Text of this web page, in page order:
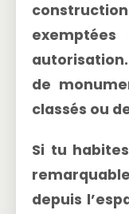
de
classés ou
Si tu
remarquable
depuis